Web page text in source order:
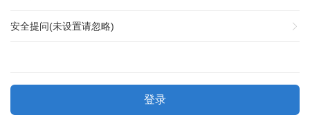
安全提问(未设置请忽略)
登录